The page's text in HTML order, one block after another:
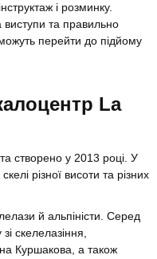
і розминку.
виступи та правильно
перейти до підйому
La
створено у 2013 році. У
різної висоти та різних
й альпіністи. Серед
скелелазіння,
Куршакова, а також